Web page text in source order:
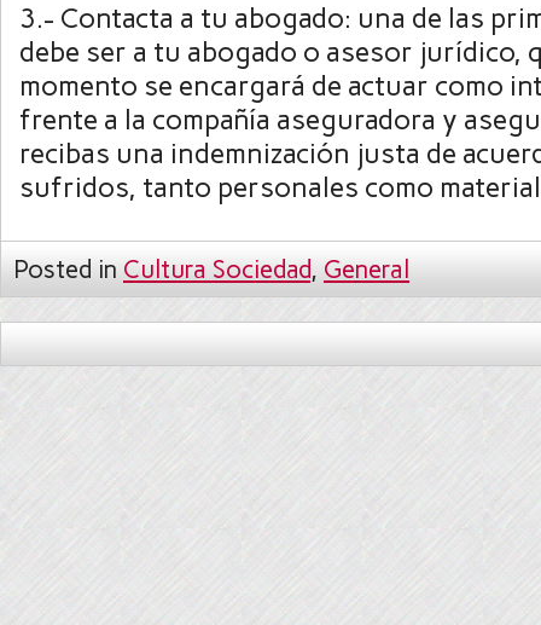
3.- Contacta a tu abogado: una de las
debe ser a tu abogado o asesor jurídico,
momento se encargará de actuar como
frente a la compañía aseguradora y
recibas una indemnización justa de
sufridos, tanto personales como
Posted in Cultura Sociedad, General